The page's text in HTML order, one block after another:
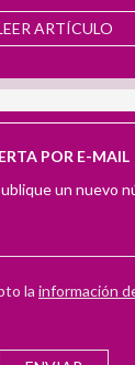
ARTÍCULO
POR E-MAIL
un nuevo
la información